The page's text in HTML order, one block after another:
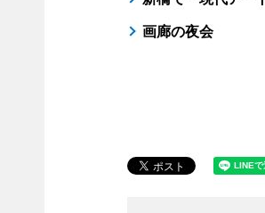
画廊の夜会